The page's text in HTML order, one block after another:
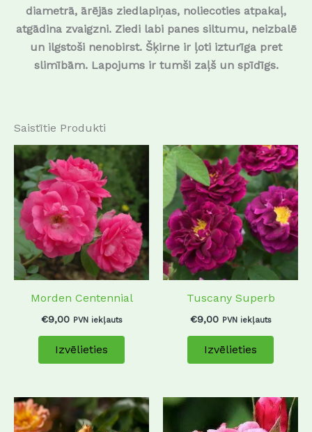
diametrā, ārējās ziedlapiņas, noliecoties atpakaļ,
atgādina zvaigzni. Ziedi labi panes siltumu, neizbalē
un ilgstoši nenobirst. Šķirne ir ļoti izturīga pret
slimībām. Lapojums ir tumši zaļš un spīdīgs.
Saistītie Produkti
Morden Centennial
€9,00 PVN iekļauts
Izvēlieties
This
product
has
multiple
variants.
The
options
may
be
on
Tuscany Superb
€9,00 PVN iekļauts
Izvēlieties
This
has
The
may
be
on
This
product
This